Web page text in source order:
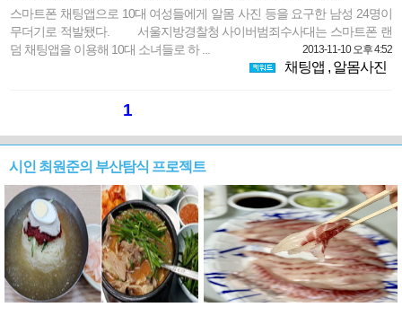
스마트폰 채팅앱으로 10대 여성들에게 알몸 사진 등을 요구한 남성 24명이
무더기로 적발됐다. 서울지방경찰청 사이버범죄수사대는 스마트폰 랜
덤 채팅앱을 이용해 10대 소녀들로 하 ...
2013-11-10 오후 4:52
채팅앱 , 알몸사진
1
시인 최원준의 부산탐식 프로젝트